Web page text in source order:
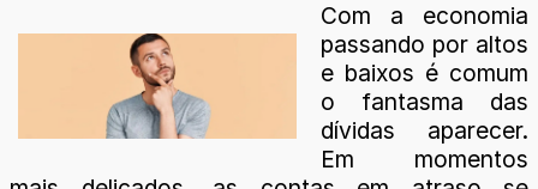
Com a economia
passando por altos
e baixos é comum
o fantasma das
dívidas aparecer.
Em momentos